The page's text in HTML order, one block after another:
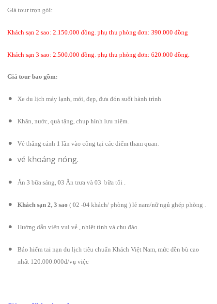
Giá tour trọn gói:
Khách sạn 2 sao: 2.150.000 đồng. phụ thu phòng đơn: 390.000 đồng
Khách sạn 3 sao: 2.500.000 đồng. phụ thu phòng đơn: 620.000 đồng.
Giá tour bao gồm:
Xe du lịch máy lạnh, mới, đẹp, đưa đón suốt hành trình
Khăn, nước, quà tặng, chụp hình lưu niệm.
Vé thắng cảnh 1 lần vào cổng tại các điểm tham quan.
vé khoáng nóng.
Ăn 3 bữa sáng, 03 Ăn trưa và 03 bữa tối .
Khách sạn 2, 3 sao ( 02 -04 khách/ phòng ) lẻ nam/nữ ngủ ghép phòng .
Hướng dẫn viên vui vẻ , nhiệt tình và chu đáo.
Bảo hiểm tai nạn du lịch tiêu chuẩn Khách Việt Nam, mức đền bù cao
nhất 120.000.000đ/vụ việc